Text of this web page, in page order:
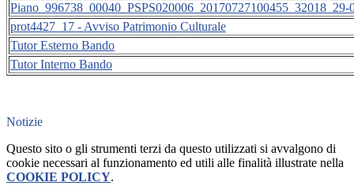
Piano_996738_00040_PSPS020006_20170727100455_32018_29-
prot4427_17 - Avviso Patrimonio Culturale
Tutor Esterno Bando
Tutor Interno Bando
Notizie
Questo sito o gli strumenti terzi da questo utilizzati si avvalgono di
cookie necessari al funzionamento ed utili alle finalità illustrate nella
COOKIE POLICY.